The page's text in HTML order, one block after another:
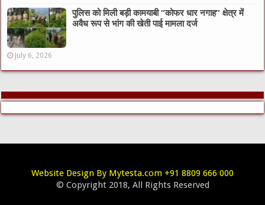
पुलिस को मिली बड़ी कामयाबी “कोफर धार नगाह” क्षेत्र में
अवैध रूप से भांग की खेती पाई मामला दर्ज
July 6, 2026
Website Design By Mytesta.com +91 8809 666 000
© Copyright 2018, All Rights Reserved